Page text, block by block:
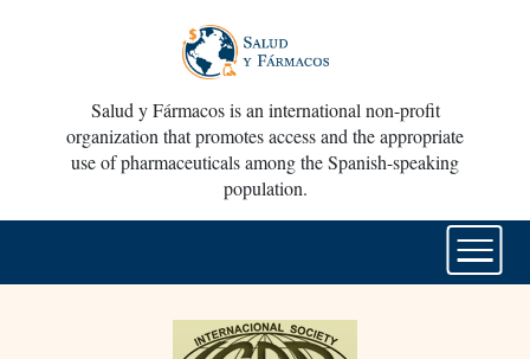
Salud y Fármacos is an international non-profit
organization that promotes access and the appropriate
use of pharmaceuticals among the Spanish-speaking
population.